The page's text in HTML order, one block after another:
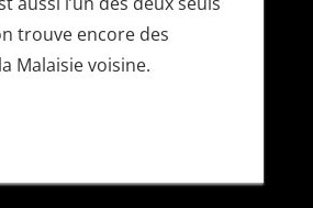
trouve encore des
Malaisie voisine.